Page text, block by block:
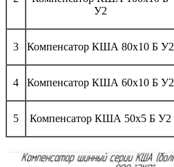
У2
3 Компенсатор КША 80x10 Б У2
4 Компенсатор КША 60x10 Б У2
5 Компенсатор КША 50x5 Б У2